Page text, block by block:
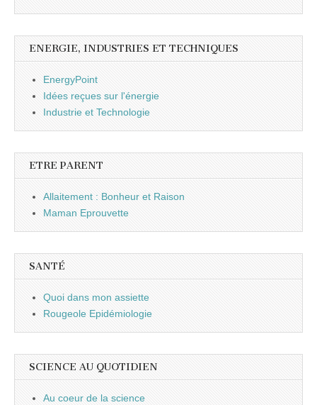
ENERGIE, INDUSTRIES ET TECHNIQUES
EnergyPoint
Idées reçues sur l'énergie
Industrie et Technologie
ETRE PARENT
Allaitement : Bonheur et Raison
Maman Eprouvette
SANTÉ
Quoi dans mon assiette
Rougeole Epidémiologie
SCIENCE AU QUOTIDIEN
Au coeur de la science